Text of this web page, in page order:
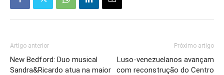
Artigo anterior
New Bedford: Duo musical
Sandra&Ricardo atua na maior
Próximo artigo
Luso-venezuelanos avançam
com reconstrução do Centro